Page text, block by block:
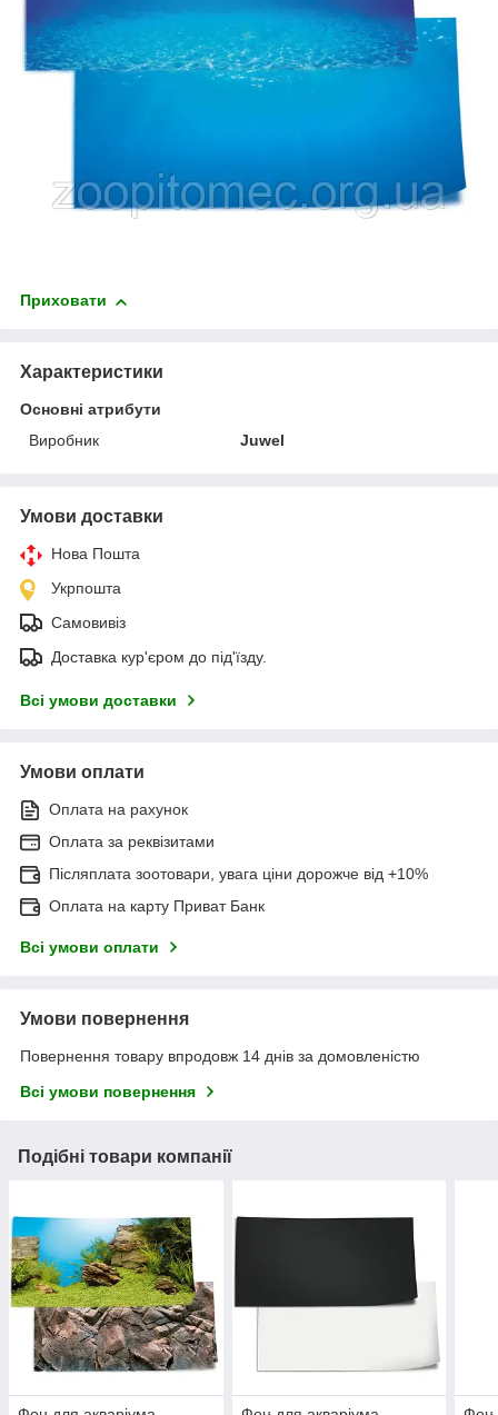
Приховати
Характеристики
Основні атрибути
Виробник
Juwel
Умови доставки
Нова Пошта
Укрпошта
Самовивіз
Доставка кур'єром до під'їзду.
Всі умови доставки
Умови оплати
Оплата на рахунок
Оплата за реквізитами
Післяплата зоотовари, увага ціни дорожче від +10%
Оплата на карту Приват Банк
Всі умови оплати
Умови повернення
Повернення товару впродовж 14 днів за домовленістю
Всі умови повернення
Подібні товари компанії